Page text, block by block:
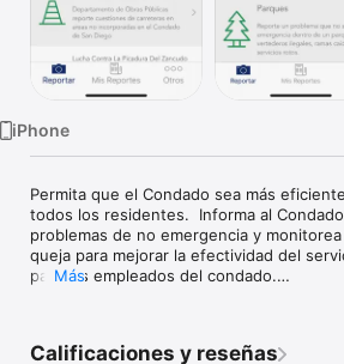
iPhone
Permita que el Condado sea más
todos los residentes.  Informa al
problemas de no emergencia y
queja para mejorar la efectividad del
para los empleados del condado.
• Precios y Balanzas – Bomba de
Más
Calificaciones y reseñas